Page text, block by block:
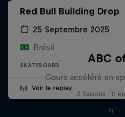
Red Bull Building Drop
25 Septembre 2025
Brésil
SKATEBOARD
Voir le replay
ABC
Cours accéléré en
2 Saisons · 11
F1